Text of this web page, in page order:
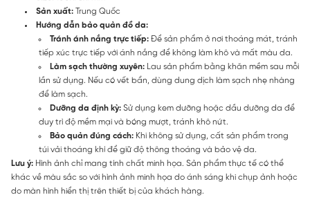
Sản xuất: Trung Quốc
Hướng dẫn bảo quản đồ da:
Tránh ánh nắng trực tiếp: Để sản phẩm ở nơi thoáng mát, tránh
tiếp xúc trực tiếp với ánh nắng để không làm khô và mất màu da.
Làm sạch thường xuyên: Lau sản phẩm bằng khăn mềm sau mỗi
lần sử dụng. Nếu có vết bẩn, dùng dung dịch làm sạch nhẹ nhàng
để làm sạch.
Dưỡng da định kỳ: Sử dụng kem dưỡng hoặc dầu dưỡng da để
duy trì độ mềm mại và bóng mượt, tránh khô nứt.
Bảo quản đúng cách: Khi không sử dụng, cất sản phẩm trong
túi vải thoáng khí để giữ độ thông thoáng và bảo vệ da.
Lưu ý: Hình ảnh chỉ mang tính chất minh họa. Sản phẩm thực tế có thể
khác về màu sắc so với hình ảnh minh họa do ánh sáng khi chụp ảnh hoặc
do màn hình hiển thị trên thiết bị của khách hàng.